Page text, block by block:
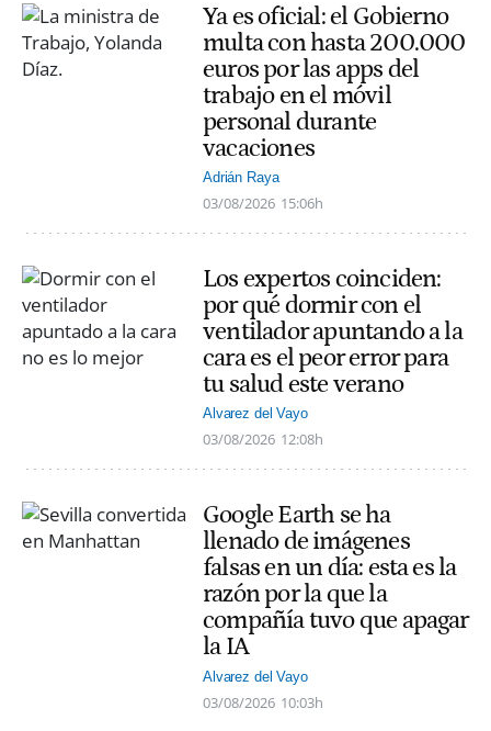
Ya es oficial: el Gobierno
multa con hasta 200.000
euros por las apps del
trabajo en el móvil
personal durante
vacaciones
Adrián Raya
03/08/2026 15:06h
Los expertos coinciden:
por qué dormir con el
ventilador apuntando a la
cara es el peor error para
tu salud este verano
Alvarez del Vayo
03/08/2026 12:08h
Google Earth se ha
llenado de imágenes
falsas en un día: esta es la
razón por la que la
compañía tuvo que apagar
la IA
Alvarez del Vayo
03/08/2026 10:03h